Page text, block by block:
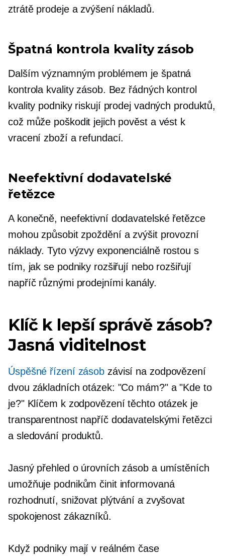
ztrátě prodeje a zvýšení nákladů.
Špatná kontrola kvality zásob
Dalším významným problémem je špatná
kontrola kvality zásob. Bez řádných kontrol
kvality podniky riskují prodej vadných produktů,
což může poškodit jejich pověst a vést k
vracení zboží a refundací.
Neefektivní dodavatelské
řetězce
A konečně, neefektivní dodavatelské řetězce
mohou způsobit zpoždění a zvýšit provozní
náklady. Tyto výzvy exponenciálně rostou s
tím, jak se podniky rozšiřují nebo rozšiřují
napříč různými prodejními kanály.
Klíč k lepší správě zásob?
Jasná viditelnost
Úspěšné řízení zásob závisí na zodpovězení
dvou základních otázek: "Co mám?" a "Kde to
je?" Klíčem k zodpovězení těchto otázek je
transparentnost napříč dodavatelskými řetězci
a sledování produktů.
Jasný přehled o úrovních zásob a umístěních
umožňuje podnikům činit informovaná
rozhodnutí, snižovat plýtvání a zvyšovat
spokojenost zákazníků.
Když podniky majív reálném čase